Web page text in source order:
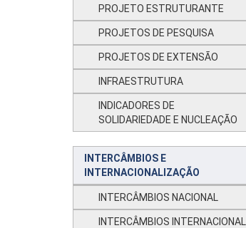
PROJETO ESTRUTURANTE
PROJETOS DE PESQUISA
PROJETOS DE EXTENSÃO
INFRAESTRUTURA
INDICADORES DE
SOLIDARIEDADE E NUCLEAÇÃO
INTERCÂMBIOS E
INTERNACIONALIZAÇÃO
INTERCÂMBIOS NACIONAL
INTERCÂMBIOS INTERNACIONAL